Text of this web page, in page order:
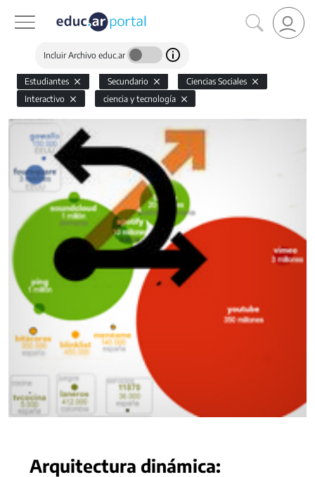
Incluir Archivo educ.ar
Estudiantes Secundario
Ciencias Sociales
Interactivo
ciencia y tecnología
Arquitectura dinámica: